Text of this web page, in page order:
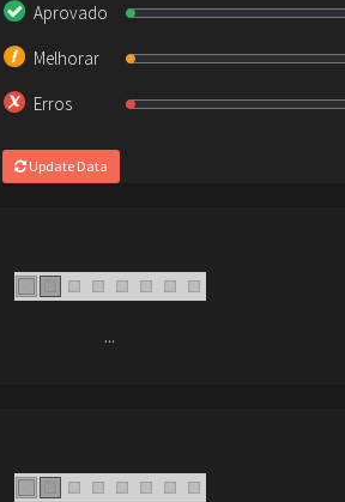
Aprovado
Melhorar
Erros
Update Data
...